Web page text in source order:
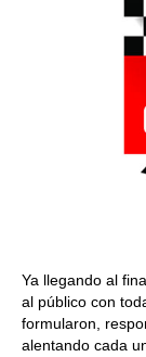
Ya llegando al
al público con
formularon,
alentando cada